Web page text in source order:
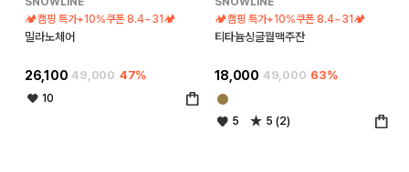
🏕️캠핑 특가+10%쿠폰 8.4~31🏕️
밀라노체어
26,100 49,000 47%
10
🏕️캠핑 특가+10%쿠폰 8.4~31🏕️
티타늄싱글월맥주잔
18,000 49,000 63%
5 5 (2)